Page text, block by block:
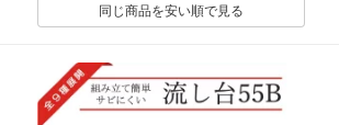
同じ商品を安い順で見る